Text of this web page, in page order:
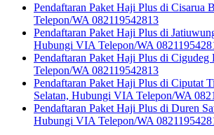
Pendaftaran Paket Haji Plus di Cisarua
Telepon/WA 082119542813
Pendaftaran Paket Haji Plus di
Hubungi VIA Telepon/WA
Pendaftaran Paket Haji Plus di
Telepon/WA 082119542813
Pendaftaran Paket Haji Plus di Ciputat
Selatan, Hubungi VIA Telepon/WA
Pendaftaran Paket Haji Plus di Duren
Hubungi VIA Telepon/WA